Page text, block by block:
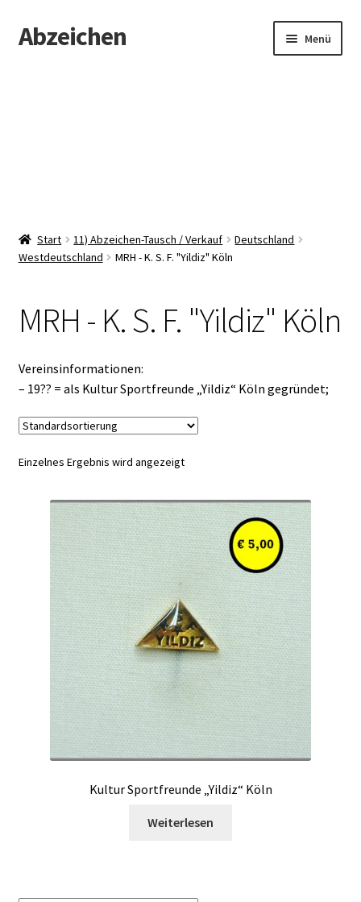
Zur
Navigation
Zum
Inhalt
Abzeichen Menü
Start 11) Abzeichen-Tausch / Verkauf
Deutschland
Westdeutschland
MRH - K. S. F. "Yildiz" Köln
MRH - K. S. F. "Yildiz" Köln
Vereinsinformationen:
– 19?? = als Kultur Sportfreunde „Yildiz“ Köln gegründet;
Einzelnes Ergebnis wird angezeigt
Kultur Sportfreunde „Yildiz“ Köln
Weiterlesen